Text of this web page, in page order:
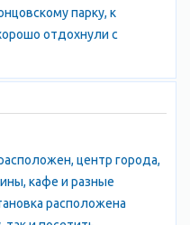
дома всех
возвышается
обладает огромным
комбинация
ландшафтов и целебного
морских ветров,
утопает в зелени,
в летнюю жару, а легкий
Многочисленные
парку, к
отдохнули с
центр города,
кафе и разные
расположена